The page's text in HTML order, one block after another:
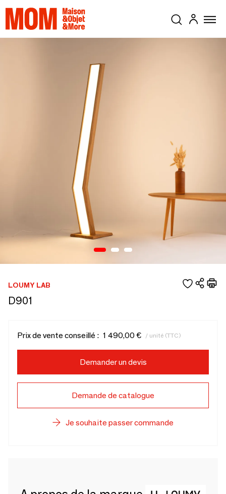
LOUMY LAB
D901
Prix de vente conseillé : 1 490,00 € / unité (TTC)
Demander un devis
Demande de catalogue
Je souhaite passer commande